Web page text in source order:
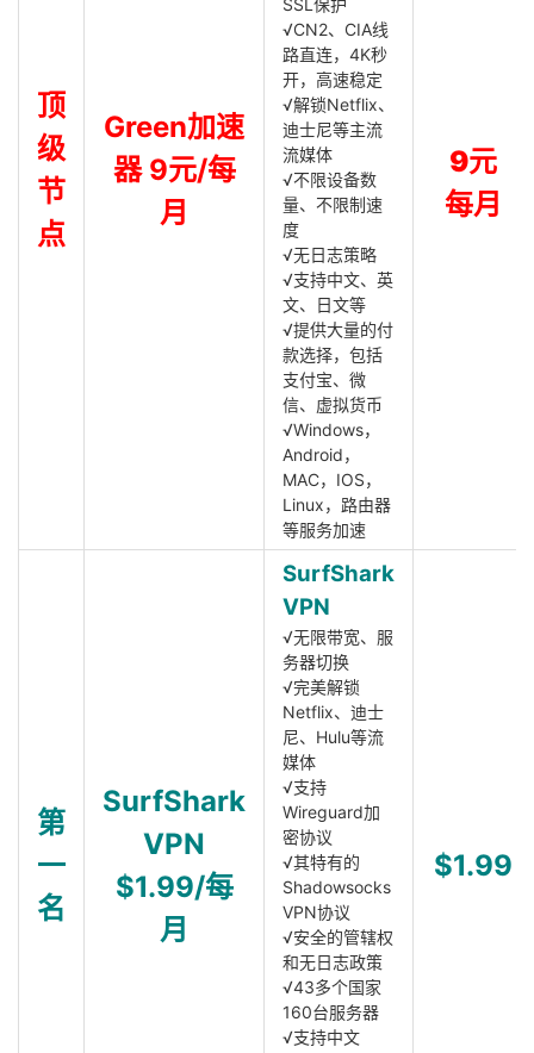
顶
级
节
点
Green加速
器 9元/每
月
SSL保护
√CN2、CIA线
路直连，4K秒
开，高速稳定
√解锁Netflix、
迪士尼等主流
流媒体
√不限设备数
量、不限制速
度
√无日志策略
√支持中文、英
文、日文等
√提供大量的付
款选择，包括
支付宝、微
信、虚拟货币
√Windows，
Android，
MAC，IOS，
Linux，路由器
等服务加速
9元
每月
第
一
名
SurfShark
VPN
$1.99/每
月
SurfShark
VPN
√无限带宽、服
务器切换
√完美解锁
Netflix、迪士
尼、Hulu等流
媒体
√支持
Wireguard加
密协议
√其特有的
Shadowsocks
VPN协议
√安全的管辖权
和无日志政策
√43多个国家
160台服务器
√支持中文
$1.99